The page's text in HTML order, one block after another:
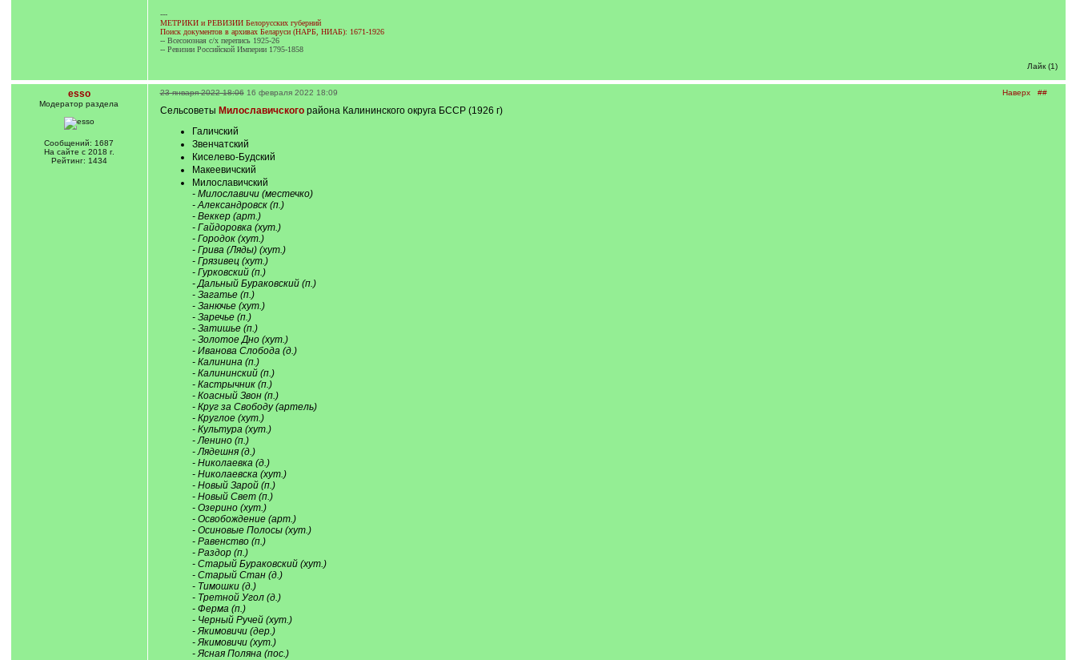
---
МЕТРИКИ и РЕВИЗИИ Белорусских губерний
Поиск документов в архивах Беларуси (НАРБ, НИАБ): 1671-1926
-- Всесоюзная с/х перепись 1925-26
-- Ревизии Российской Империи 1795-1858
Лайк (1)
esso
Модератор раздела
Сообщений: 1687
На сайте с 2018 г.
Рейтинг: 1434
Наверх ##
23 января 2022 18:06 16 февраля 2022 18:09
Сельсоветы Милославичскогорайона Калининского округа БССР (1926 г)
Галичский
Звенчатский
Киселево-Будский
Макеевичский
Милославичский
- Милославичи (местечко)
- Александровск (п.)
- Веккер (арт.)
- Гайдоровка (хут.)
- Городок (хут.)
- Грива (Ляды) (хут.)
- Грязивец (хут.)
- Гурковский (п.)
- Дальный Бураковский (п.)
- Загатье (п.)
- Занючье (хут.)
- Заречье (п.)
- Затишье (п.)
- Золотое Дно (хут.)
- Иванова Слобода (д.)
- Калинина (п.)
- Калининский (п.)
- Кастрычник (п.)
- Коасный Звон (п.)
- Круг за Свободу (артель)
- Круглое (хут.)
- Культура (хут.)
- Ленино (п.)
- Лядешня (д.)
- Николаевка (д.)
- Николаевска (хут.)
- Новый Зарой (п.)
- Новый Свет (п.)
- Озерино (хут.)
- Освобождение (арт.)
- Осиновые Полосы (хут.)
- Равенство (п.)
- Раздор (п.)
- Старый Бураковский (хут.)
- Старый Стан (д.)
- Тимошки (д.)
- Третной Угол (д.)
- Ферма (п.)
- Черный Ручей (хут.)
- Якимовичи (дер.)
- Якимовичи (хут.)
- Ясная Поляна (пос.)